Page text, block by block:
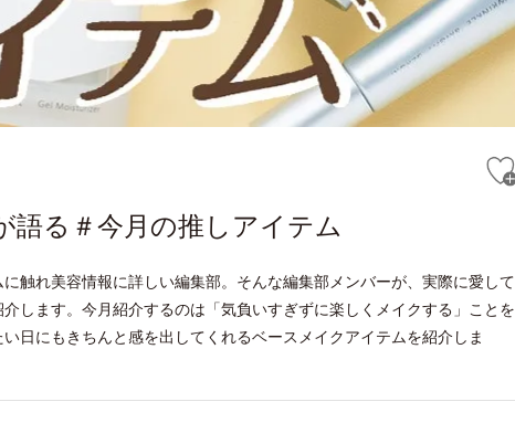
語る＃今月の推しアイテム
触れ美容情報に詳しい編集部。そんな編集部メンバーが、実際に愛して
します。今月紹介するのは「気負いすぎずに楽しくメイクする」ことを
日にもきちんと感を出してくれるベースメイクアイテムを紹介しま